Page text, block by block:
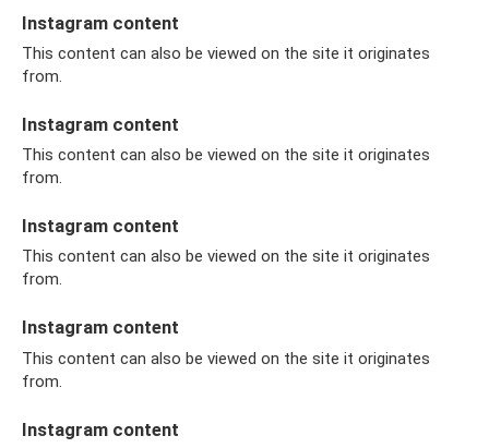
Instagram content
This content can also be viewed on the site it originates
from.
Instagram content
This content can also be viewed on the site it originates
from.
Instagram content
This content can also be viewed on the site it originates
from.
Instagram content
This content can also be viewed on the site it originates
from.
Instagram content